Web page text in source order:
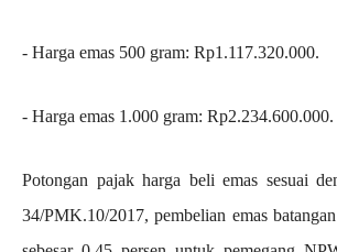
‎- ⁠Harga emas 500 gram: Rp1.117.320.000.
‎- ⁠Harga emas 1.000 gram: Rp2.234.600.000.
Potongan pajak harga beli emas sesuai
34/PMK.10/2017, pembelian emas